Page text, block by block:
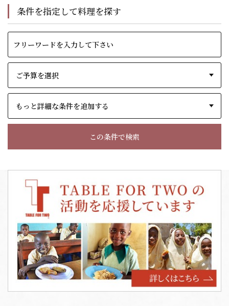
条件を指定して料理を探す
もっと詳細な条件を追加する
この条件で検索